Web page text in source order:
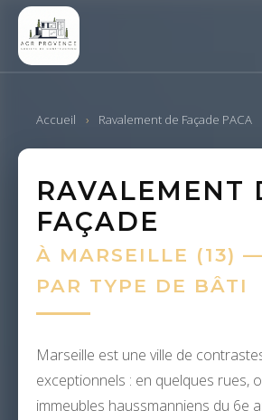
Accueil › Ravalement de Façade PACA
RAVALEMENT
FAÇADE
À MARSEILLE (13)
PAR TYPE DE BÂTI
Marseille est une ville de
exceptionnels : en quelques rues,
immeubles haussmanniens du 6e